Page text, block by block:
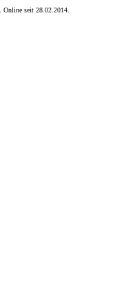
. Online seit 28.02.2014.